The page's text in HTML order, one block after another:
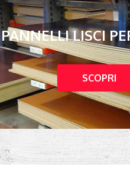
PANNELLI LISCI
SCOPRI